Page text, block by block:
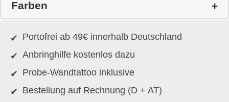
Farben
Portofrei ab 49€ innerhalb Deutschland
Anbringhilfe kostenlos dazu
Probe-Wandtattoo inklusive
Bestellung auf Rechnung (D + AT)